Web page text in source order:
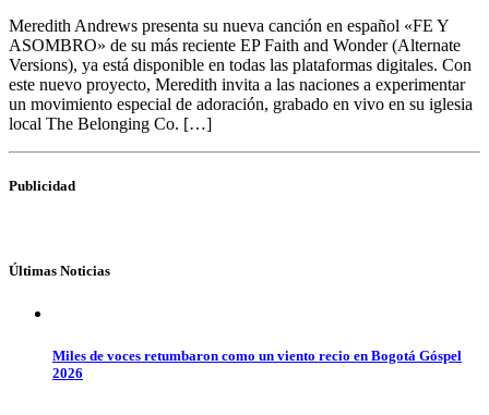
Meredith Andrews presenta su nueva canción en español «FE Y
ASOMBRO» de su más reciente EP Faith and Wonder (Alternate
Versions), ya está disponible en todas las plataformas digitales. Con
este nuevo proyecto, Meredith invita a las naciones a experimentar
un movimiento especial de adoración, grabado en vivo en su iglesia
local The Belonging Co. […]
Publicidad
Últimas Noticias
Miles de voces retumbaron como un viento recio en Bogotá Góspel
2026